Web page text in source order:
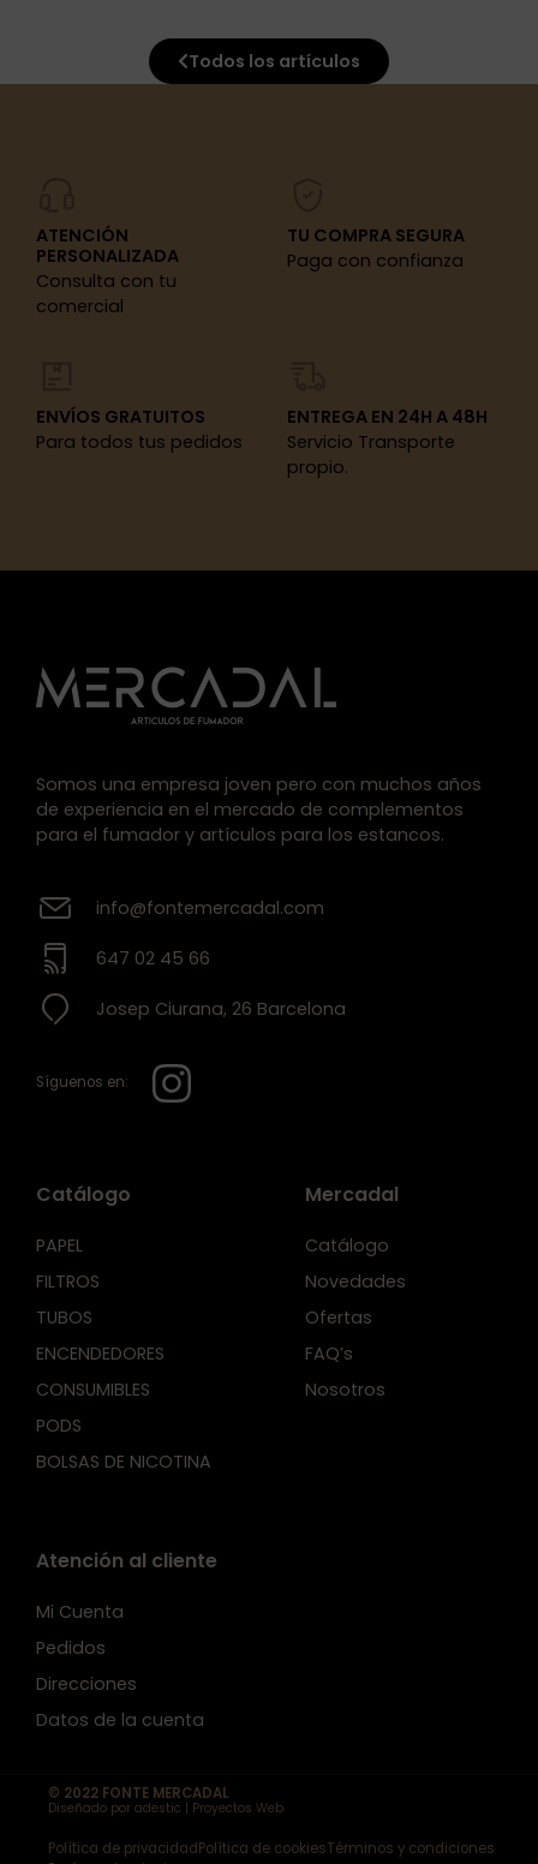
Todos los artículos
ATENCIÓN
PERSONALIZADA
Consulta con tu
comercial
TU COMPRA SEGURA
Paga con confianza
ENVÍOS GRATUITOS
Para todos tus pedidos
ENTREGA EN 24H A 48H
Servicio Transporte
propio.
Somos una empresa joven pero con muchos años
de experiencia en el mercado de complementos
para el fumador y artículos para los estancos.
info@fontemercadal.com
647 02 45 66
Josep Ciurana, 26 Barcelona
Síguenos en:
Catálogo
PAPEL
FILTROS
TUBOS
ENCENDEDORES
CONSUMIBLES
PODS
BOLSAS DE NICOTINA
Mercadal
Catálogo
Novedades
Ofertas
FAQ’s
Nosotros
Atención al cliente
Mi Cuenta
Pedidos
Direcciones
Datos de la cuenta
© 2022 FONTE MERCADAL
Diseñado por adestic | Proyectos Web
Política de privacidadPolítica de cookiesTérminos y condiciones